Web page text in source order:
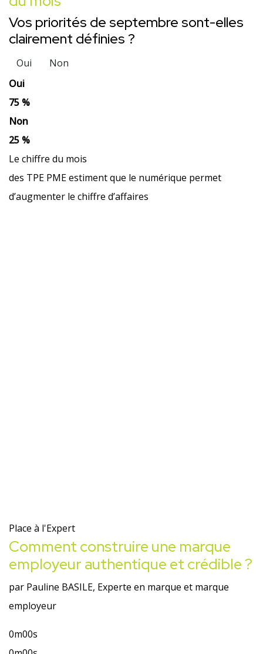
Vos priorités de septembre sont-elles
clairement définies ?
Oui
Non
Oui
75 %
Non
25 %
Le chiffre du mois
des TPE PME estiment que le numérique permet
d’augmenter le chiffre d’affaires
Place à l'Expert
Comment construire une marque
employeur authentique et crédible ?
par Pauline BASILE, Experte en marque et marque
employeur
0m00s